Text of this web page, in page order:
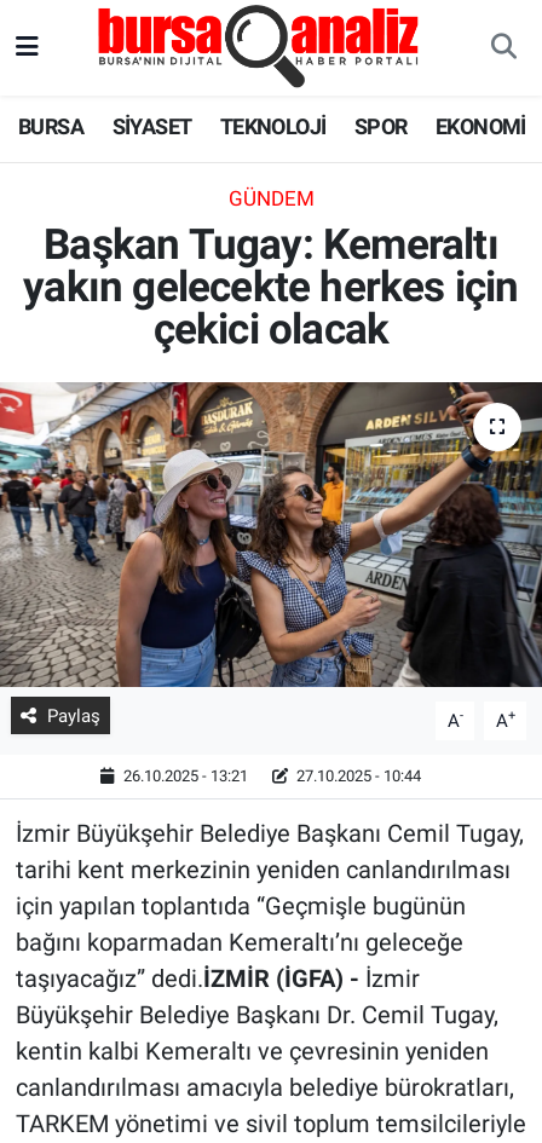
BURSA SİYASET TEKNOLOJİ SPOR EKONOMİ
GÜNDEM
Başkan Tugay: Kemeraltı
yakın gelecekte herkes için
çekici olacak
Paylaş A- A+
26.10.2025 - 13:21 27.10.2025 - 10:44
İzmir Büyükşehir Belediye Başkanı Cemil Tugay,
tarihi kent merkezinin yeniden canlandırılması
için yapılan toplantıda “Geçmişle bugünün
bağını koparmadan Kemeraltı’nı geleceğe
taşıyacağız” dedi.İZMİR (İGFA) - İzmir
Büyükşehir Belediye Başkanı Dr. Cemil Tugay,
kentin kalbi Kemeraltı ve çevresinin yeniden
canlandırılması amacıyla belediye bürokratları,
TARKEM yönetimi ve sivil toplum temsilcileriyle
SPOR
EKONOMİ
SAĞLIK
ASTROLOJİ
BLOG
Süper Lig Puan Durumu ve Fikstür
Tüm Manşetler
Son Dakika Haberleri
Haber Arşivi